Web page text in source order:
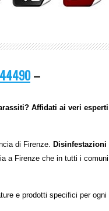
–
Affidati ai veri esperti
di Firenze. Disinfestazioni
a Firenze che in tutti i comuni
e prodotti specifici per ogni